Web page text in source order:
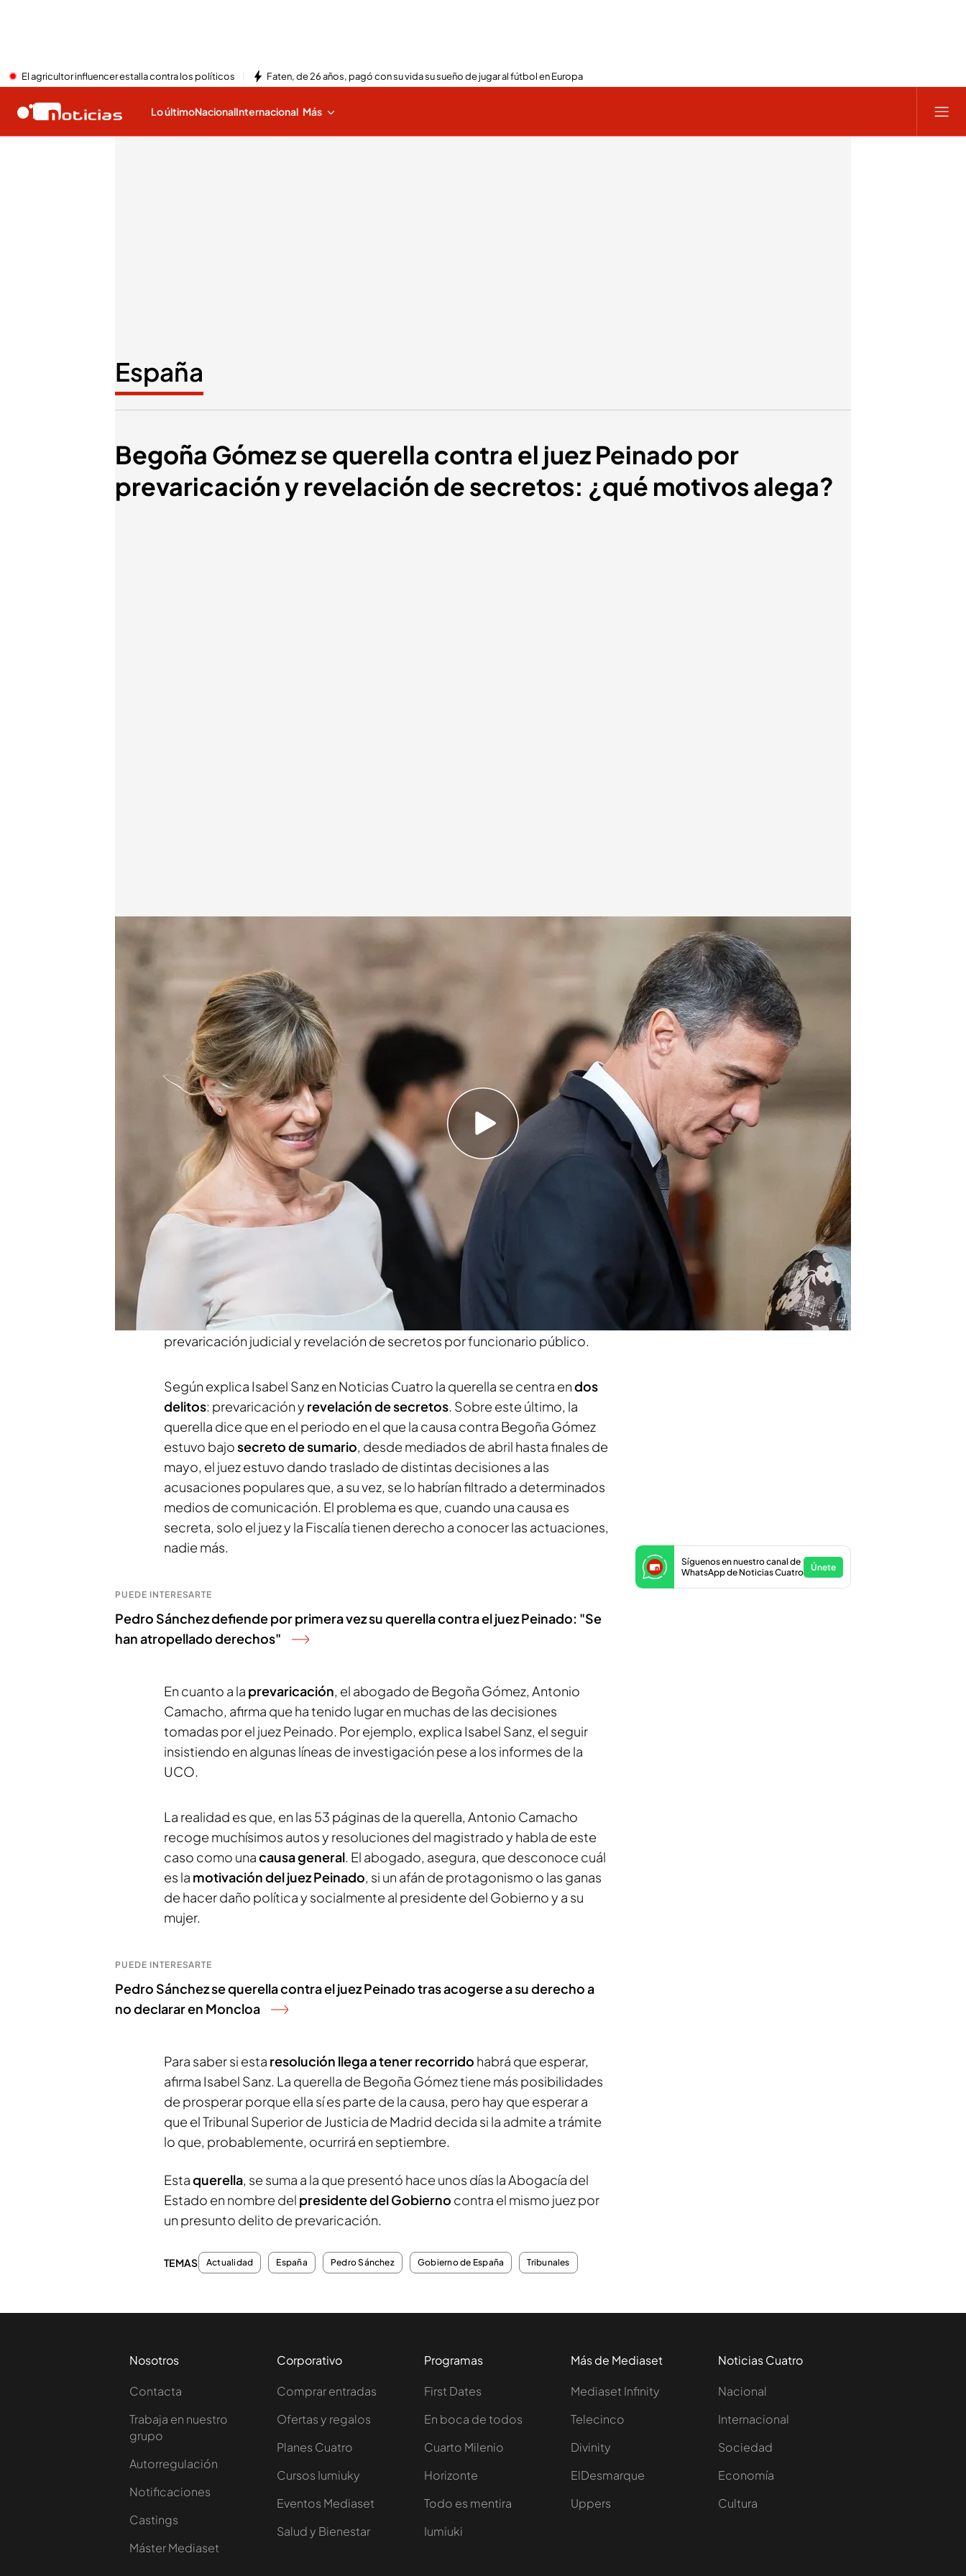
El agricultor influencer estalla contra los políticos Faten, de 26 años, pagó con su vida su sueño de jugar al fútbol en Europa
Lo últimoNacionalInternacional Más
España
Begoña Gómez se querella contra el juez Peinado por
prevaricación y revelación de secretos: ¿qué motivos alega?
La defensa de Begoña Gómez ha presentado una querella contra el
magistrado que la investiga, Juan Carlos Peinado
Esta querella se suma a la que presentó hace unos días la Abogacía del
Estado en nombre del presidente del Gobierno contra el mismo juez
El empresario Juan Carlos Barrabés declara ante el juez Peinado y
ratifica la reunión con Pedro Sánchez
Compartir
defensa de Begoña Gómez ha presentado unaquerella
magistrado que la investiga,
Juan Carlos Peinado, ante el Tribunal Superior
de Justicia de Madrid (TSJM).
Según explica Isabel Sanz en el vídeo,
mujer de Pedro Sanchez acusa al magistrado de la presunta comisión de
delitos de revelación de actuaciones procesales declaradas secretas,
prevaricación judicial y revelación de secretos por funcionario público.
Según explica Isabel Sanz en Noticias Cuatro la querella se centra endos
delitos: prevaricación y revelación de secretos. Sobre este último, la
querella dice que en el periodo en el que la causa contra Begoña Gómez
estuvo bajosecreto de sumario, desde mediados de abril hasta finales de
mayo, el juez estuvo dando traslado de distintas decisiones a las
acusaciones populares que, a su vez, se lo habrían filtrado a determinados
medios de comunicación. El problema es que, cuando una causa es
secreta, solo el juez y la Fiscalía tienen derecho a conocer las actuaciones,
nadie más.
PUEDE INTERESARTE
Pedro Sánchez defiende por primera vez su querella contra el juez Peinado: "Se
han atropellado derechos"
En cuanto a la prevaricación, el abogado de Begoña Gómez, Antonio
Camacho, afirma que ha tenido lugar en muchas de las decisiones
tomadas por el juez Peinado. Por ejemplo, explica Isabel Sanz, el seguir
insistiendo en algunas líneas de investigación pese a los informes de la
UCO.
La realidad es que, en las 53 páginas de la querella, Antonio Camacho
recoge muchísimos autos y resoluciones del magistrado y habla de este
caso como unacausa general. El abogado, asegura, que desconoce cuál
es la motivación del juez Peinado, si un afán de protagonismo o las ganas
de hacer daño política y socialmente al presidente del Gobierno y a su
mujer.
PUEDE INTERESARTE
Pedro Sánchez se querella contra el juez Peinado tras acogerse a su derecho a
no declarar en Moncloa
Para saber si esta resolución llega a tener recorrido habrá que esperar,
afirma Isabel Sanz. La querella de Begoña Gómez tiene más posibilidades
de prosperar porque ella sí es parte de la causa, pero hay que esperar a
que el Tribunal Superior de Justicia de Madrid decida si la admite a trámite
lo que, probablemente, ocurrirá en septiembre.
Síguenos en nuestro canal de
WhatsApp de Noticias Cuatro
Únete
Estaquerella, se suma a la que presentó hace unos días la Abogacía del
Estado en nombre del presidente del Gobierno contra el mismo juez por
un presunto delito de prevaricación.
TEMAS Actualidad España Pedro Sánchez Gobierno de España Tribunales
Nosotros
Contacta
Trabaja en nuestro
grupo
Autorregulación
Notificaciones
Castings
Máster Mediaset
Corporativo
Comprar entradas
Ofertas y regalos
Planes Cuatro
Cursos Iumiuky
Eventos Mediaset
Salud y Bienestar
Programas
First Dates
En boca de todos
Cuarto Milenio
Horizonte
Todo es mentira
Iumiuki
Más de Mediaset
Mediaset Infinity
Telecinco
Divinity
ElDesmarque
Uppers
Noticias Cuatro
Nacional
Internacional
Sociedad
Economía
Cultura